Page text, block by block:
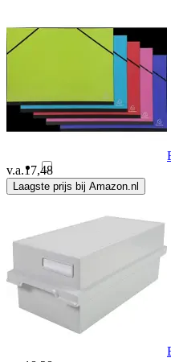
Falken(3)
Filofax(1)
Herlitz
Herma(2)
v.a.17,48
Laagste prijs bij Amazon.nl